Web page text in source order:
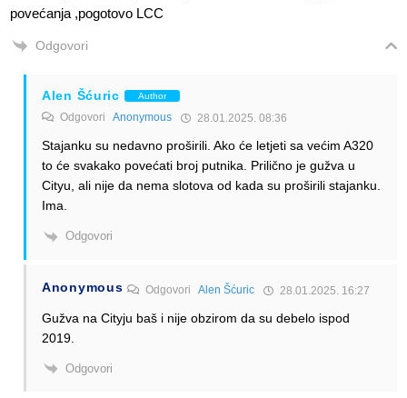
povećanja ,pogotovo LCC
Odgovori
Alen Šćuric Author
Odgovori Anonymous 28.01.2025. 08:36
Stajanku su nedavno proširili. Ako će letjeti sa većim A320
to će svakako povećati broj putnika. Prilično je gužva u
Cityu, ali nije da nema slotova od kada su proširili stajanku.
Ima.
Odgovori
Anonymous OdgovoriAlen Šćuric 28.01.2025. 16:27
Gužva na Cityju baš i nije obzirom da su debelo ispod
2019.
Odgovori